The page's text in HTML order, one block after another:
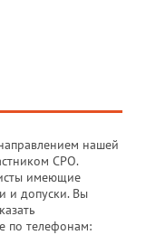
нашей
СРО.
имеющие
и допуски. Вы
по телефонам: